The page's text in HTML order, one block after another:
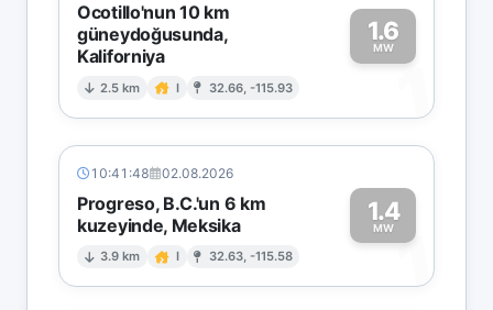
Ocotillo'nun 10 km
güneydoğusunda,
Kaliforniya
2.5 km I 32.66, -115.93
1.6
MW
1
10:41:48 02.08.2026
Progreso, B.C.'un 6 km
kuzeyinde, Meksika
3.9 km I 32.63, -115.58
1.4
MW1